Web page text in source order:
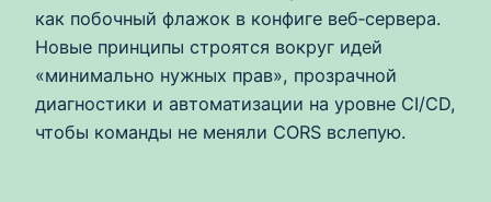
как побочный флажок в конфиге веб‑сервера.
Новые принципы строятся вокруг идей
«минимально нужных прав», прозрачной
диагностики и автоматизации на уровне CI/CD,
чтобы команды не меняли CORS вслепую.